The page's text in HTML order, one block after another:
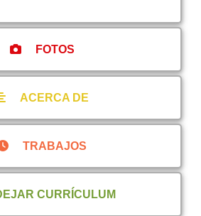
FOTOS
ACERCA DE
TRABAJOS
CURRÍCULUM